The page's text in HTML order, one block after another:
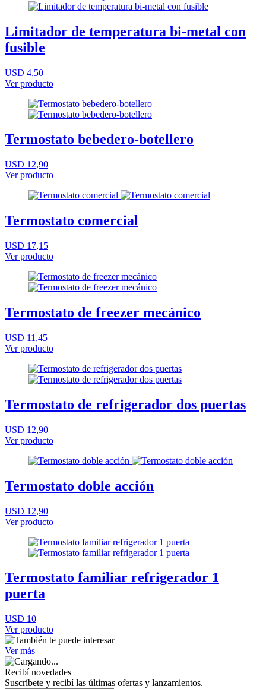
Limitador de temperatura bi-metal con
fusible
USD 4,50
Ver producto
Termostato bebedero-botellero
USD 12,90
Ver producto
Termostato comercial
USD 17,15
Ver producto
Termostato de freezer mecánico
USD 11,45
Ver producto
Termostato de refrigerador dos puertas
USD 12,90
Ver producto
Termostato doble acción
USD 12,90
Ver producto
Termostato familiar refrigerador 1
puerta
USD 10
Ver producto
Ver más
Recibí novedades
Suscríbete y recibí las últimas ofertas y lanzamientos.